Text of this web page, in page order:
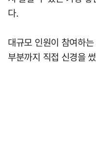
다.
대규모 인원이 참여하
부분까지 직접 신경을